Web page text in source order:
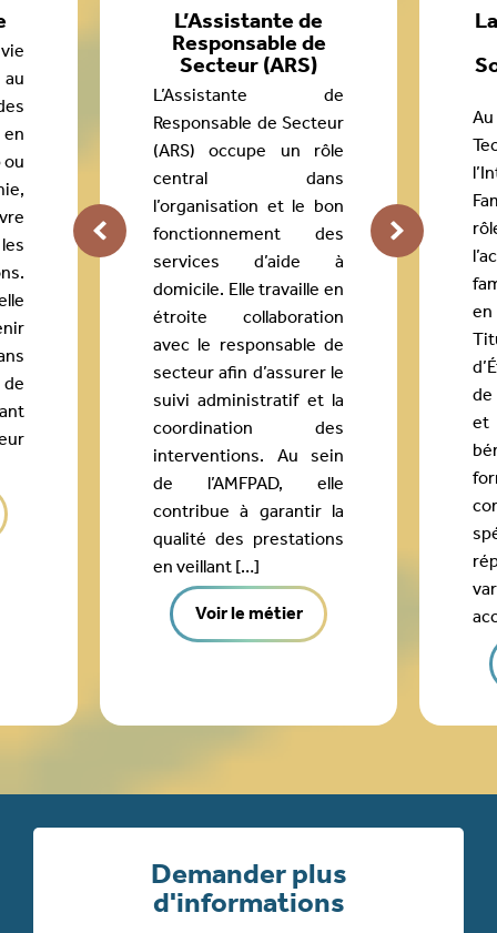
L’Assistante de
Responsable de
Secteur (ARS)
L’Assistante de
Responsable de Secteur
(ARS) occupe un rôle
central dans
l’organisation et le bon
fonctionnement des
services d’aide à
domicile. Elle travaille en
étroite collaboration
avec le responsable de
secteur afin d’assurer le
suivi administratif et la
coordination des
interventions. Au sein
de l’AMFPAD, elle
contribue à garantir la
qualité des prestations
en veillant […]
Voir le métier
Demander plus
d'informations